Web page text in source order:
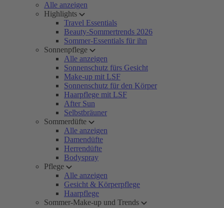
Alle anzeigen
Highlights
Travel Essentials
Beauty-Sommertrends 2026
Sommer-Essentials für ihn
Sonnenpflege
Alle anzeigen
Sonnenschutz fürs Gesicht
Make-up mit LSF
Sonnenschutz für den Körper
Haarpflege mit LSF
After Sun
Selbstbräuner
Sommerdüfte
Alle anzeigen
Damendüfte
Herrendüfte
Bodyspray
Pflege
Alle anzeigen
Gesicht & Körperpflege
Haarpflege
Sommer-Make-up und Trends